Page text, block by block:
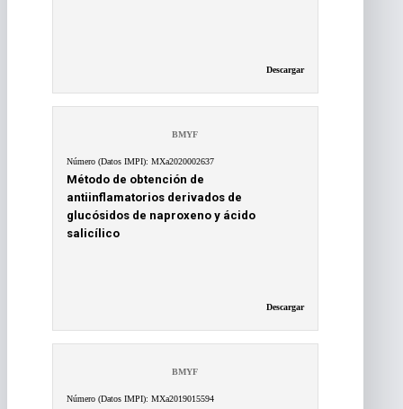
Descargar
BMYF
Número (Datos IMPI): MXa2020002637
Método de obtención de
antiinflamatorios derivados de
glucósidos de naproxeno y ácido
salicílico
Descargar
BMYF
Número (Datos IMPI): MXa2019015594